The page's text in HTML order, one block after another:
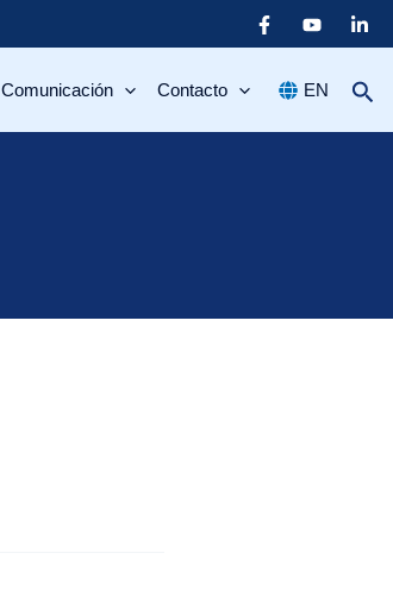
Comunicación Contacto EN